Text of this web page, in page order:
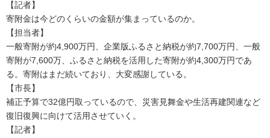
【記者】
寄附金は今どのくらいの金額が集まっているのか。
【担当者】
一般寄附が約4,900万円、企業版ふるさと納税が約7,700万円、一般
寄附が7,600万、ふるさと納税を活用した寄附が約4,300万円であ
る。寄附はまだ続いており、大変感謝している。
【市長】
補正予算で32億円取っているので、災害見舞金や生活再建関連など
復旧復興に向けて活用させていく。
【記者】